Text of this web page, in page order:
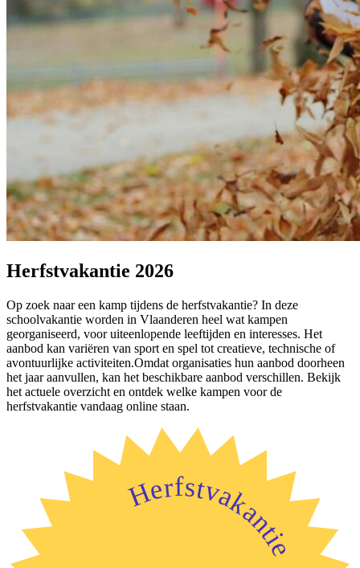
Herfstvakantie 2026
Op zoek naar een kamp tijdens de herfstvakantie? In deze
schoolvakantie worden in Vlaanderen heel wat kampen
georganiseerd, voor uiteenlopende leeftijden en interesses. Het
aanbod kan variëren van sport en spel tot creatieve, technische of
avontuurlijke activiteiten.Omdat organisaties hun aanbod doorheen
het jaar aanvullen, kan het beschikbare aanbod verschillen. Bekijk
het actuele overzicht en ontdek welke kampen voor de
herfstvakantie vandaag online staan.
Herfstvakantie